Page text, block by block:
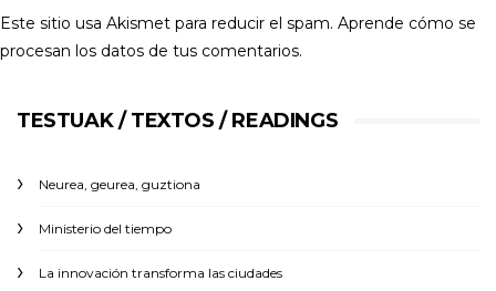
Este sitio usa Akismet para reducir el spam. Aprende cómo se
procesan los datos de tus comentarios.
TESTUAK / TEXTOS / READINGS
Neurea, geurea, guztiona
Ministerio del tiempo
La innovación transforma las ciudades